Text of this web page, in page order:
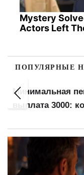
Mystery
Actors Left
ПОПУЛЯРНЫЕ
Минимальная
выплата 3000: